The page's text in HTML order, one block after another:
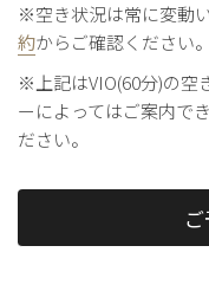
※空き状況は常に変動
約からご確認ください。
※上記はVIO(60分)の空
ーによってはご案内で
ださい。